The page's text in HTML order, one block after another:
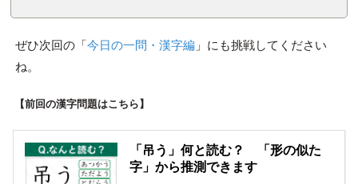
ぜひ次回の「今日の一問・漢字編」にも挑戦してください
ね。
【前回の漢字問題はこちら】
「吊う」何と読む？ 「形の似た
字」から推測できます